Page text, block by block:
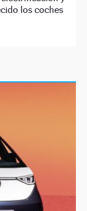
los coches